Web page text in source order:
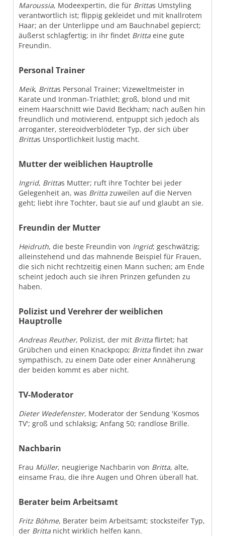
Maroussia, Modeexpertin, die für Brittas Umstyling
verantwortlich ist; flippig gekleidet und mit knallrotem
Haar; an der Unterlippe und am Bauchnabel gepierct;
äußerst schlagfertig; in ihr findet Britta eine gute
Freundin.
Personal Trainer
Meik, Brittas Personal Trainer; Vizeweltmeister in
Karate und Ironman-Triathlet; groß, blond und mit
einem Haarschnitt wie David Beckham; nach außen hin
freundlich und motivierend, entpuppt sich jedoch als
arroganter, stereoidverblödeter Typ, der sich über
Brittas Unsportlichkeit lustig macht.
Mutter der weiblichen Hauptrolle
Ingrid, Brittas Mutter; ruft ihre Tochter bei jeder
Gelegenheit an, was Britta zuweilen auf die Nerven
geht; liebt ihre Tochter, baut sie auf und glaubt an sie.
Freundin der Mutter
Heidruth, die beste Freundin von Ingrid; geschwätzig;
alleinstehend und das mahnende Beispiel für Frauen,
die sich nicht rechtzeitig einen Mann suchen; am Ende
scheint jedoch auch sie ihren Prinzen gefunden zu
haben.
Polizist und Verehrer der weiblichen
Hauptrolle
Andreas Reuther, Polizist, der mit Britta flirtet; hat
Grübchen und einen Knackpopo; Britta findet ihn zwar
sympathisch, zu einem Date oder einer Annäherung
der beiden kommt es aber nicht.
TV-Moderator
Dieter Wedefenster, Moderator der Sendung 'Kosmos
TV'; groß und schlaksig; Anfang 50; randlose Brille.
Nachbarin
Frau Müller, neugierige Nachbarin von Britta, alte,
einsame Frau, die ihre Augen und Ohren überall hat.
Berater beim Arbeitsamt
Fritz Böhme, Berater beim Arbeitsamt; stocksteifer Typ,
der Britta nicht wirklich helfen kann.